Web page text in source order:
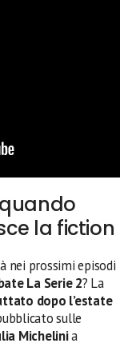
quando
la fiction
nei prossimi episodi
La Serie 2? La
dopo l’estate
sulle
Michelinia